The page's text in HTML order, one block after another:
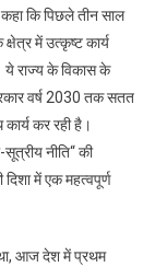
कहा कि पिछले तीन साल
में उत्कृष्ट कार्य
ये राज्य के विकास के
वर्ष 2030 तक सतत
कार्य कर रही है।
नीति“ की
में एक महत्वपूर्ण
आज देश में प्रथम